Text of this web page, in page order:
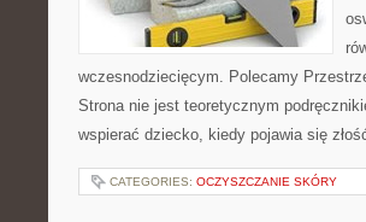
wczesnodziecięcym. Polecamy
Strona nie jest teoretycznym
wspierać dziecko, kiedy pojawia się
CATEGORIES: OCZYSZCZANIE SKÓRY